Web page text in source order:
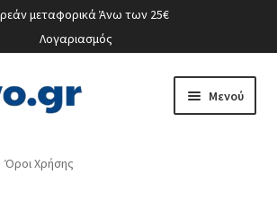
μεταφορικά Άνω των 25€
Λογαριασμός
Μενού
Όροι Χρήσης